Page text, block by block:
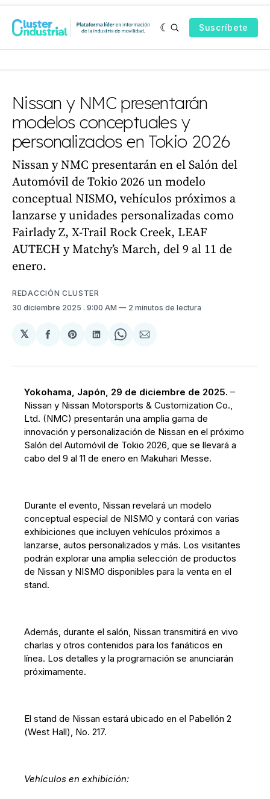
Suscríbete
Nissan y NMC presentarán
modelos conceptuales y
personalizados en Tokio 2026
Nissan y NMC presentarán en el Salón del
Automóvil de Tokio 2026 un modelo
conceptual NISMO, vehículos próximos a
lanzarse y unidades personalizadas como
Fairlady Z, X-Trail Rock Creek, LEAF
AUTECH y Matchy’s March, del 9 al 11 de
enero.
REDACCIÓN CLUSTER
30 diciembre 2025 . 9:00 AM 2 minutos de lectura
𝕏
Compartir
Facebook
Share
Pinterest
Compartir
LinkedIn
Share
WhatsApp
Compartir
Email
Yokohama, Japón, 29 de diciembre de 2025. –
Nissan y Nissan Motorsports & Customization Co.,
Ltd. (NMC) presentarán una amplia gama de
innovación y personalización de Nissan en el próximo
Salón del Automóvil de Tokio 2026, que se llevará a
cabo del 9 al 11 de enero en Makuhari Messe.
Durante el evento, Nissan revelará un modelo
conceptual especial de NISMO y contará con varias
exhibiciones que incluyen vehículos próximos a
lanzarse, autos personalizados y más. Los visitantes
podrán explorar una amplia selección de productos
de Nissan y NISMO disponibles para la venta en el
stand.
Además, durante el salón, Nissan transmitirá en vivo
charlas y otros contenidos para los fanáticos en
línea. Los detalles y la programación se anunciarán
próximamente.
El stand de Nissan estará ubicado en el Pabellón 2
(West Hall), No. 217.
Vehículos en exhibición: